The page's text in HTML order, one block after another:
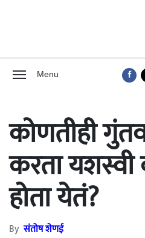
Menu
कोणतीही
करता यशस्वी
होता येतं?
Byसंतोष शेणई